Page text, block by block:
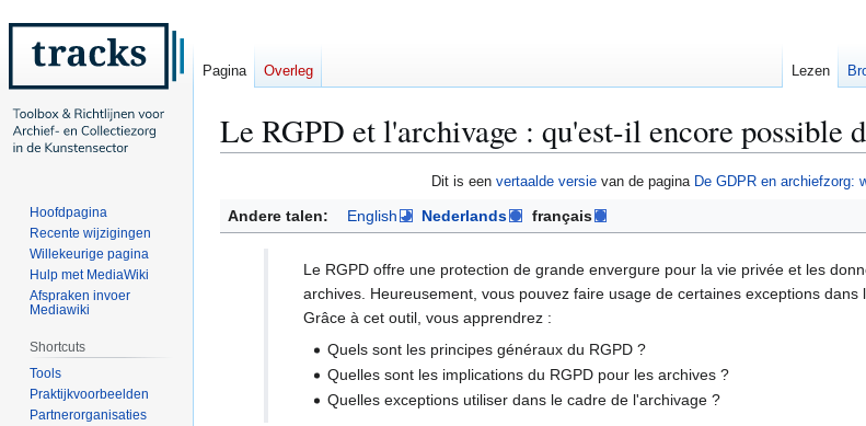
Le RGPD et l'archivage : qu'est-il encore possible
navigatie
springen
zoeken
springen
Dit is een vertaalde versievan de pagina De GDPR en archiefzorg:
Andere talen: English Nederlands français
Le RGPD offre une protection de grande envergure pour la vie privée et les
archives. Heureusement, vous pouvez faire usage de certaines exceptions dans
Grâce à cet outil, vous apprendrez :
Quels sont les principes généraux du RGPD ?
Quelles sont les implications du RGPD pour les archives ?
Quelles exceptions utiliser dans le cadre de l'archivage ?
Pagina Overleg Lezen
Hoofdpagina
Recente wijzigingen
Willekeurige pagina
Hulp met MediaWiki
Afspraken invoer
Mediawiki
Shortcuts
Tools
Praktijkvoorbeelden
Partnerorganisaties